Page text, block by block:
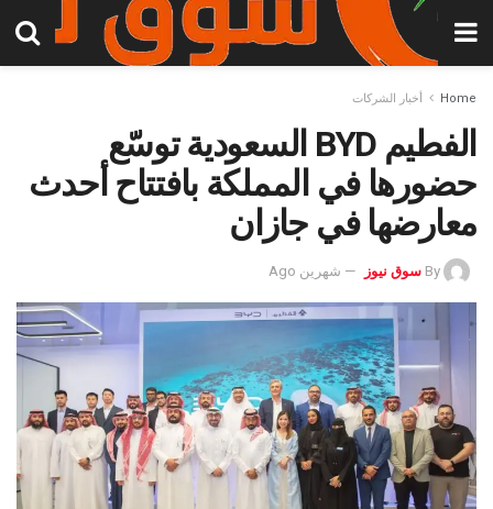
Home أخبار الشركات
الفطيم BYD السعودية توسّع
حضورها في المملكة بافتتاح أحدث
معارضها في جازان
By سوق نيوز شهرين Ago